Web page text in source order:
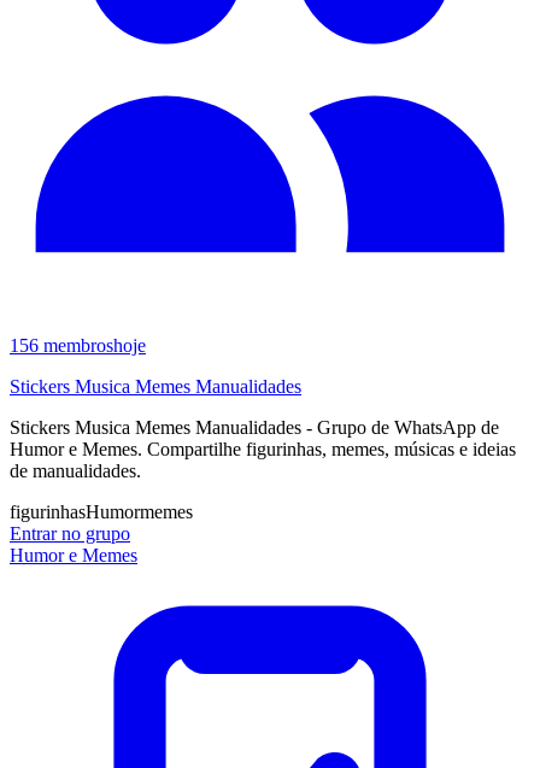
156 membroshoje
Stickers Musica Memes Manualidades
Stickers Musica Memes Manualidades - Grupo de WhatsApp de
Humor e Memes. Compartilhe figurinhas, memes, músicas e ideias
de manualidades.
figurinhasHumormemes
Entrar no grupo
Humor e Memes